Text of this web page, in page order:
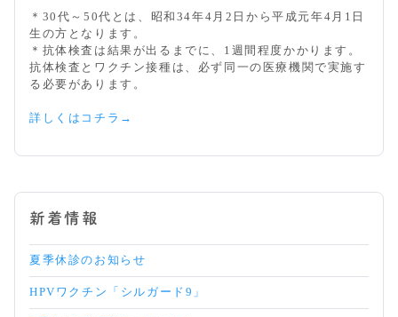
＊30代～50代とは、昭和34年4月2日から平成元年4月1日
生の方となります。
＊抗体検査は結果が出るまでに、1週間程度かかります。
抗体検査とワクチン接種は、必ず同一の医療機関で実施す
る必要があります。
詳しくはコチラ→
新着情報
夏季休診のお知らせ
HPVワクチン「シルガード9」